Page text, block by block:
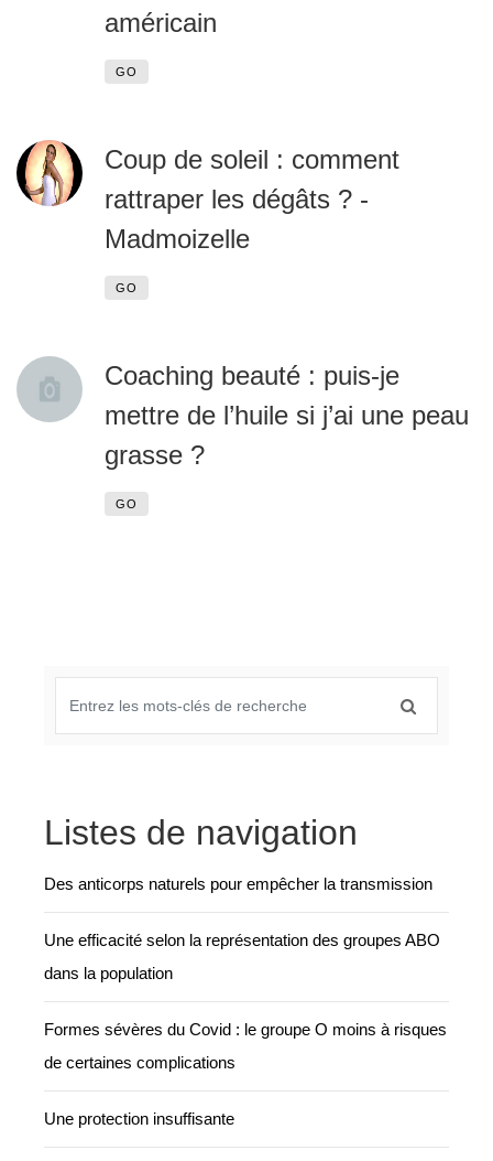
américain
GO
Coup de soleil : comment
rattraper les dégâts ? -
Madmoizelle
GO
Coaching beauté : puis-je
mettre de l’huile si j’ai une peau
grasse ?
GO
Listes de navigation
Des anticorps naturels pour empêcher la transmission
Une efficacité selon la représentation des groupes ABO
dans la population
Formes sévères du Covid : le groupe O moins à risques
de certaines complications
Une protection insuffisante